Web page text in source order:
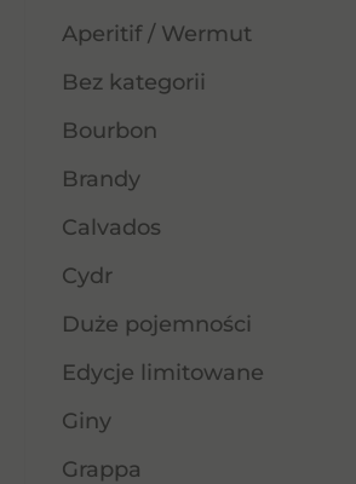
Aperitif / Wermut
Bez kategorii
Bourbon
Brandy
Calvados
Cydr
Duże pojemności
Edycje limitowane
Giny
Grappa